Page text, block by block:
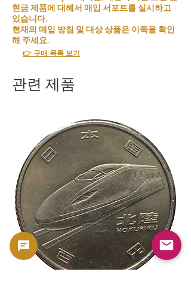
현금 제품에 대해서 매입 서포트를 실시하고
있습니다.
현재의 매입 방침 및 대상 상품은 이쪽을 확인
해 주세요.
👉 구매 목록 보기
관련 제품